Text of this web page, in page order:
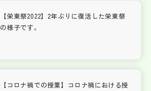
【栄東祭2022】2年ぶりに復活した栄東祭
の様子です。
【コロナ禍での授業】コロナ禍における授